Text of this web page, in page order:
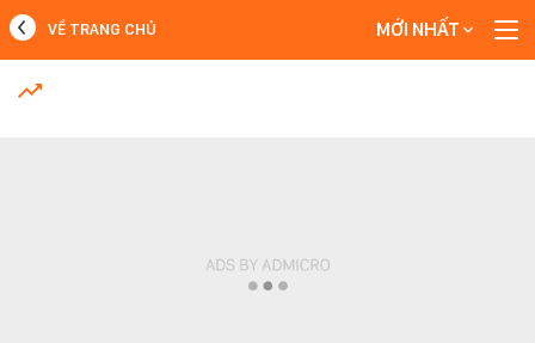
MỚI NHẤT
VỀ TRANG CHỦ MỚI NHẤT